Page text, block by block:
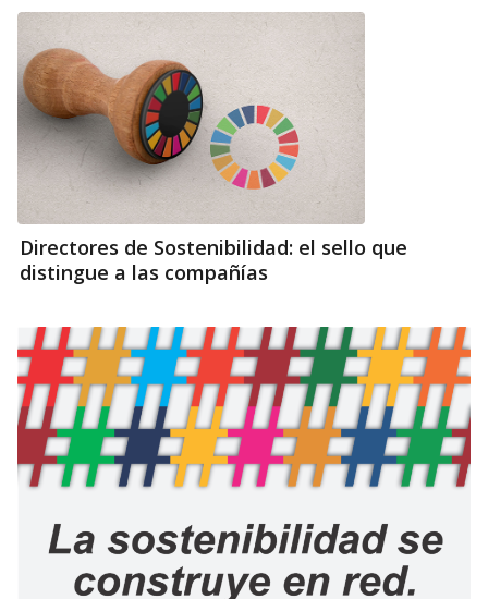
Directores de Sostenibilidad: el sello que
distingue a las compañías